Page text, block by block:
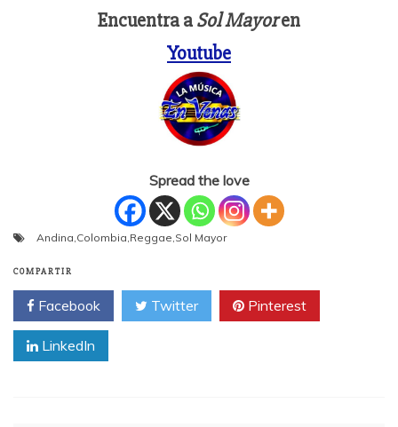
Encuentra aSol Mayoren
Youtube
Spread the love
Andina Colombia Reggae Sol Mayor
COMPARTIR
Facebook Twitter Pinterest
LinkedIn